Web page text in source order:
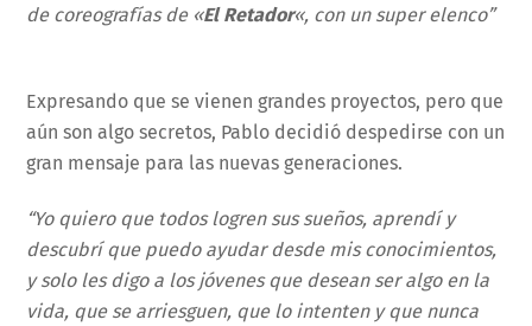
de coreografías de «El Retador«, con un super elenco”
Expresando que se vienen grandes proyectos, pero que
aún son algo secretos, Pablo decidió despedirse con un
gran mensaje para las nuevas generaciones.
“Yo quiero que todos logren sus sueños, aprendí y
descubrí que puedo ayudar desde mis conocimientos,
y solo les digo a los jóvenes que desean ser algo en la
vida, que se arriesguen, que lo intenten y que nunca